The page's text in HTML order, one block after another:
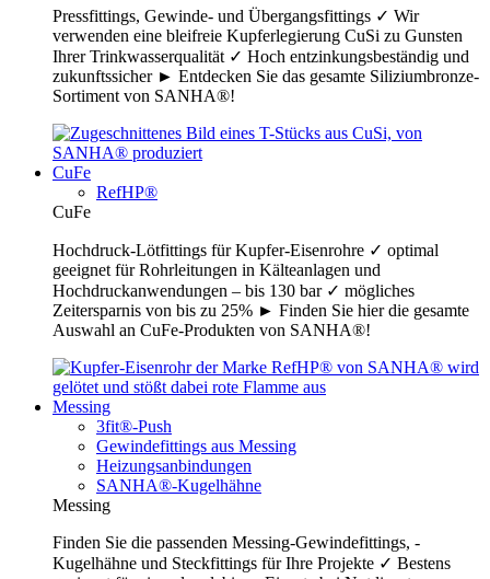
Pressfittings, Gewinde- und Übergangsfittings ✓ Wir
verwenden eine bleifreie Kupferlegierung CuSi zu Gunsten
Ihrer Trinkwasserqualität ✓ Hoch entzinkungsbeständig und
zukunftssicher ► Entdecken Sie das gesamte Siliziumbronze-
Sortiment von SANHA®!
CuFe
RefHP®
CuFe
Hochdruck-Lötfittings für Kupfer-Eisenrohre ✓ optimal
geeignet für Rohrleitungen in Kälteanlagen und
Hochdruckanwendungen – bis 130 bar ✓ mögliches
Zeitersparnis von bis zu 25% ► Finden Sie hier die gesamte
Auswahl an CuFe-Produkten von SANHA®!
Messing
3fit®-Push
Gewindefittings aus Messing
Heizungsanbindungen
SANHA®-Kugelhähne
Messing
Finden Sie die passenden Messing-Gewindefittings, -
Kugelhähne und Steckfittings für Ihre Projekte ✓ Bestens